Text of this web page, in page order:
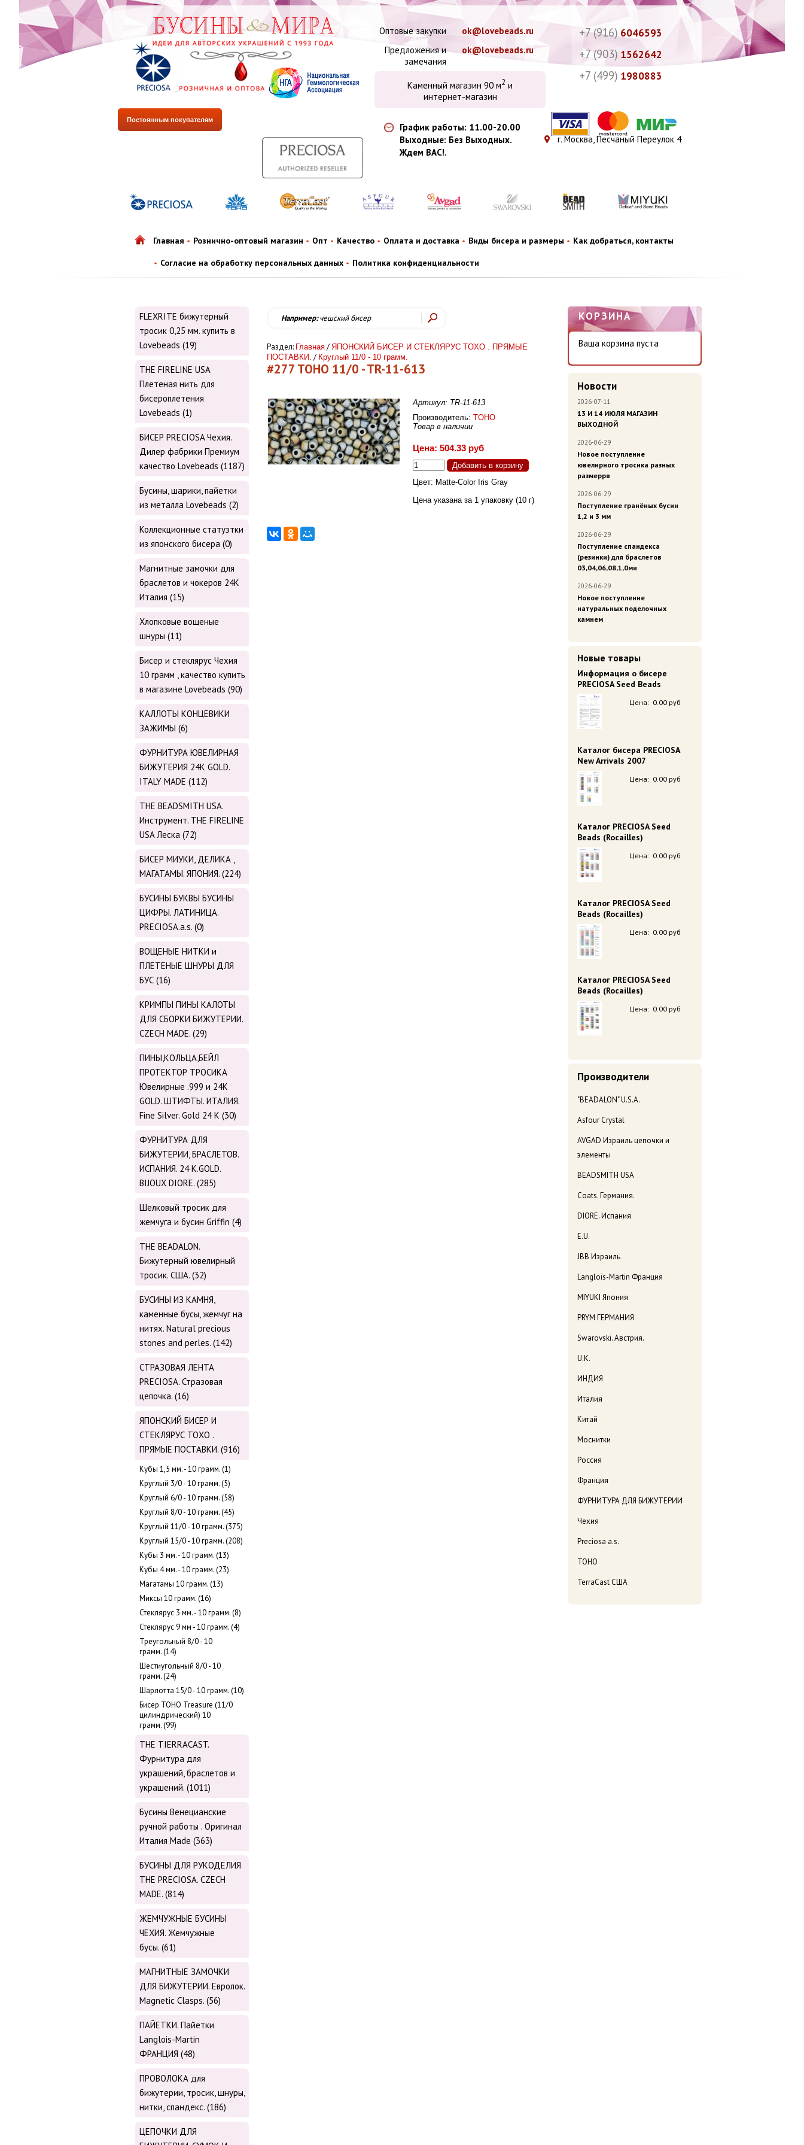
+7 (916) 6046593
+7 (903) 1562642
+7 (499) 1980883
Оптовые закупки
ok@lovebeads.ru
Предложения и
замечания
ok@lovebeads.ru
Каменный магазин 90 м2 и
интернет-магазин
г. Москва, Песчаный Переулок 4
График работы: 11.00-20.00
Выходные: Без Выходных.
Ждем ВАС!.
Постоянным покупателям
Главная Рознично-оптовый магазин Опт Качество Оплата и доставка Виды бисера и размеры Как добраться, контакты
Согласие на обработку персональных данных Политика конфиденциальности
КОРЗИНА
Ваша корзина пуста
Новости
2026-07-11
13 И 14 ИЮЛЯ МАГАЗИН
ВЫХОДНОЙ
2026-06-29
Новое поступление
ювелирного тросика разных
размеррв
2026-06-29
Поступление гранёных бусин
1,2 и 3 мм
2026-06-29
Поступление спандекса
(резинки) для браслетов
03,04,06,08,1,0ми
2026-06-29
Новое поступление
натуральных поделочных
камнем
Новые товары
Информация о бисере
PRECIOSA Seed Beads
Цена: 0.00 руб
Каталог бисера PRECIOSA
New Arrivals 2007
Цена: 0.00 руб
Каталог PRECIOSA Seed
Beads (Rocailles)
Цена: 0.00 руб
Каталог PRECIOSA Seed
Beads (Rocailles)
Цена: 0.00 руб
Каталог PRECIOSA Seed
Beads (Rocailles)
Цена: 0.00 руб
Производители
"BEADALON" U.S.A.
Asfour Crystal
AVGAD Израиль цепочки и
элементы
BEADSMITH USA
Coats. Германия.
DIORE. Испания
E.U.
JBB Израиль
Langlois-Martin Франция
MIYUKI Япония
PRYM ГЕРМАНИЯ
Swarovski. Австрия.
U.K.
ИНДИЯ
Италия
Китай
Моснитки
Россия
Франция
ФУРНИТУРА ДЛЯ БИЖУТЕРИИ
Чехия
Preciosa a.s.
TOHO
TerraCast США
FLEXRITE бижутерный
тросик 0,25 мм. купить в
Lovebeads (19)
THE FIRELINE USA
Плетеная нить для
бисероплетения
Lovebeads (1)
БИСЕР PRECIOSA Чехия.
Дилер фабрики Премиум
качество Lovebeads (1187)
Бусины, шарики, пайетки
из металла Lovebeads (2)
Коллекционные статуэтки
из японского бисера (0)
Магнитные замочки для
браслетов и чокеров 24К
Италия (15)
Хлопковые вощеные
шнуры (11)
Бисер и стеклярус Чехия
10 грамм , качество купить
в магазине Lovebeads (90)
КАЛЛОТЫ КОНЦЕВИКИ
ЗАЖИМЫ (6)
ФУРНИТУРА ЮВЕЛИРНАЯ
БИЖУТЕРИЯ 24К GOLD.
ITALY MADE (112)
THE BEADSMITH USA.
Инструмент. THE FIRELINE
USA Леска (72)
БИСЕР МИУКИ, ДЕЛИКА ,
МАГАТАМЫ. ЯПОНИЯ. (224)
БУСИНЫ БУКВЫ БУСИНЫ
ЦИФРЫ. ЛАТИНИЦА.
PRECIOSA.a.s. (0)
ВОЩЕНЫЕ НИТКИ и
ПЛЕТЕНЫЕ ШНУРЫ ДЛЯ
БУС (16)
КРИМПЫ ПИНЫ КАЛОТЫ
ДЛЯ СБОРКИ БИЖУТЕРИИ.
CZECH MADE. (29)
ПИНЫ,КОЛЬЦА,БЕЙЛ
ПРОТЕКТОР ТРОСИКА
Ювелирные .999 и 24К
GOLD. ШТИФТЫ. ИТАЛИЯ.
Fine Silver. Gold 24 K (30)
ФУРНИТУРА ДЛЯ
БИЖУТЕРИИ, БРАСЛЕТОВ.
ИСПАНИЯ. 24 K.GOLD.
BIJOUX DIORE. (285)
Шелковый тросик для
жемчуга и бусин Griffin (4)
THE BEADALON.
Бижутерный ювелирный
тросик. США. (32)
БУСИНЫ ИЗ КАМНЯ,
каменные бусы, жемчуг на
нитях. Natural precious
stones and perles. (142)
СТРАЗОВАЯ ЛЕНТА
PRECIOSA. Стразовая
цепочка. (16)
ЯПОНСКИЙ БИСЕР И
СТЕКЛЯРУС TOХО .
ПРЯМЫЕ ПОСТАВКИ. (916)
Кубы 1,5 мм. - 10 грамм. (1)
Круглый 3/0 - 10 грамм. (5)
Круглый 6/0 - 10 грамм. (58)
Круглый 8/0 - 10 грамм. (45)
Круглый 11/0 - 10 грамм. (375)
Круглый 15/0 - 10 грамм. (208)
Кубы 3 мм. - 10 грамм. (13)
Кубы 4 мм. - 10 грамм. (23)
Магатамы 10 грамм. (13)
Миксы 10 грамм. (16)
Стеклярус 3 мм. - 10 грамм. (8)
Стеклярус 9 мм - 10 грамм. (4)
Треугольный 8/0 - 10
грамм. (14)
Шестиугольный 8/0 - 10
грамм. (24)
Шарлотта 15/0 - 10 грамм. (10)
Бисер ТОНО Treasure (11/0
цилиндрический) 10
грамм. (99)
THE TIERRACAST.
Фурнитура для
украшений, браслетов и
украшений. (1011)
Бусины Венецианские
ручной работы . Оригинал
Италия Made (363)
БУСИНЫ ДЛЯ РУКОДЕЛИЯ
THE PRECIOSA. CZECH
MADE. (814)
ЖЕМЧУЖНЫЕ БУСИНЫ
ЧЕХИЯ. Жемчужные
бусы. (61)
МАГНИТНЫЕ ЗАМОЧКИ
ДЛЯ БИЖУТЕРИИ. Евролок.
Magnetic Сlasps. (56)
ПАЙЕТКИ. Пайетки
Langlois-Martin
ФРАНЦИЯ (48)
ПРОВОЛОКА для
бижутерии, тросик, шнуры,
нитки, cпандекс. (186)
ЦЕПОЧКИ ДЛЯ
Например:чешский бисер
Раздел: Главная / ЯПОНСКИЙ БИСЕР И СТЕКЛЯРУС TOХО . ПРЯМЫЕ
ПОСТАВКИ. / Круглый 11/0 - 10 грамм.
#277 TOHO 11/0 - TR-11-613
Артикул: TR-11-613
Производитель: TOHO
Товар в наличии
Цена: 504.33 руб
Цвет: Matte-Color Iris Gray
Цена указана за 1 упаковку (10 г)